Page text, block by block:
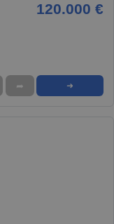
120.000 €
➦ ➜